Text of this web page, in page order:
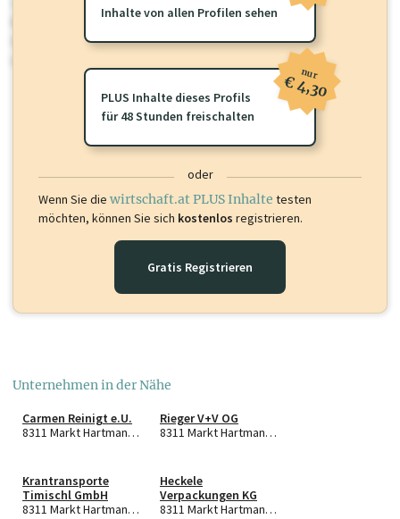
wirtschaft.at PLUS
Für dieses Profil gibt es zusätzlichewirtschaft.at PLUS Inhalte
Sie momentan nicht einsehen können. Schalten Sie dieses Profil frei
oder loggen Sie sich ein um diese Inhalte zu sehen.
Inhalte von allen Profilen sehen
PLUS Inhalte dieses Profils
für 48 Stunden freischalten
nur
€ 4,30
oder
Wenn Sie die wirtschaft.at PLUS Inhalte testen
möchten, können Sie sich kostenlos registrieren.
Gratis Registrieren
Unternehmen in der Nähe
Carmen Reinigt e.U.
8311 Markt Hartmannsdorf
Rieger V+V OG
8311 Markt Hartmannsdorf
Krantransporte
Timischl GmbH
8311 Markt Hartmannsdorf
Heckele
Verpackungen KG
8311 Markt Hartmannsdorf